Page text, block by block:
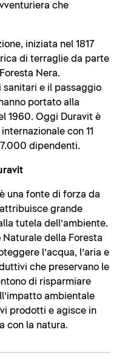
che
iniziata nel 1817
di terraglie da parte
Nera.
sanitari e il passaggio
portato alla
1960. Oggi Duravit è
con 11
dipendenti.
una fonte di forza da
grande
tutela dell’ambiente.
Naturale della Foresta
l’acqua, l’aria e
che preservano le
di risparmiare
ambientale
prodotti e agisce in
con la natura.